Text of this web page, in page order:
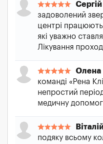
Сергій
задоволений
центрі працюють
які уважно
Лікування
Олена
команді «Рена
непростий
медичну
подяку всьому